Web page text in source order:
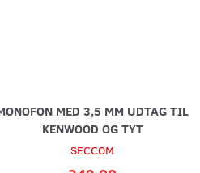
MED 3,5 MM UDTAG TIL
KENWOOD OG TYT
SECCOM